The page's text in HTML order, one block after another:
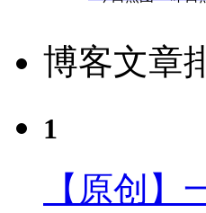
博客文章
1
【原创